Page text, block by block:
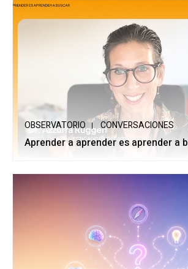
OBSERVATORIO CONVERSACIONES
Aprender a aprender es aprender a